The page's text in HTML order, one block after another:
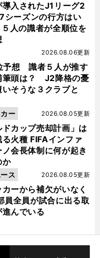
導入されたJ1リーグ2
ーズンの行方はい
人の識者が全順位を
予想 識者５人が推す
筆頭は？ J2降格の憂
いそうな３クラブと
2026.08.06更新
ドカップ売却計画」は
る火種 FIFAインファ
ノ会長体制に何が起き
か
2026.08.05更新
ー
ーから補欠がいなく
員全員が試合に出る取
進んでいる
2026.08.05更新
ス